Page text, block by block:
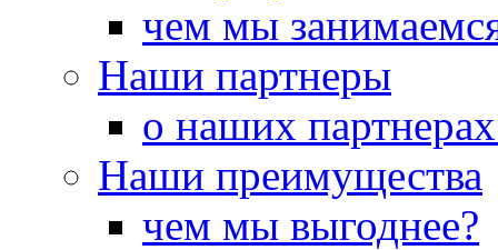
чем мы
Наши партнеры
о наших
Наши преимущества
чем мы выгоднее?